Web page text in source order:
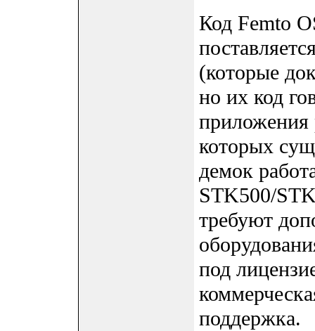
Код Femto
(которые
но их код
приложения
которых
демок
STK500/
требуют
под
поддержка.